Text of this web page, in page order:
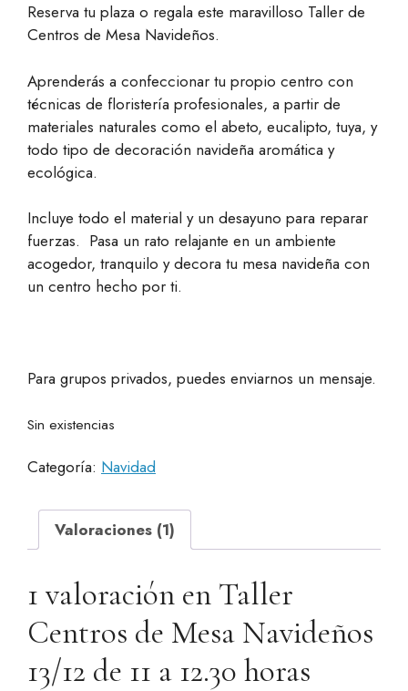
Reserva tu plaza o regala este maravilloso Taller de
Centros de Mesa Navideños.
Aprenderás a confeccionar tu propio centro con
técnicas de floristería profesionales, a partir de
materiales naturales como el abeto, eucalipto, tuya, y
todo tipo de decoración navideña aromática y
ecológica.
Incluye todo el material y un desayuno para reparar
fuerzas. Pasa un rato relajante en un ambiente
acogedor, tranquilo y decora tu mesa navideña con
un centro hecho por ti.
Para grupos privados, puedes enviarnos un mensaje.
Sin existencias
Categoría: Navidad
Valoraciones (1)
1 valoración en Taller
Centros de Mesa Navideños
13/12 de 11 a 12.30 horas